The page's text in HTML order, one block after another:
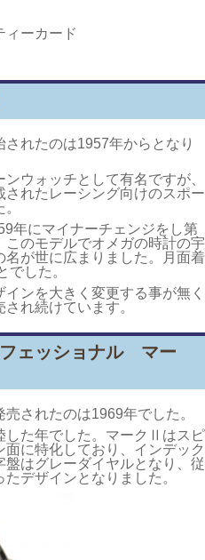
ーカード
れたのは1957年からとなり
ウォッチとして有名ですが、
れたレーシング向けのスポー
年にマイナーチェンジをし第
のモデルでオメガの時計の宇
が世に広まりました。月面着
でした。
ンを大きく変更する事が無く
れ続けています。
ェッショナル マー
されたのは1969年でした。
した年でした。マークⅡはスピ
に特化しており、インデック
はグレーダイヤルとなり、従
デザインとなりました。